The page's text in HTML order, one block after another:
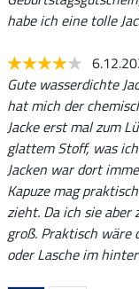
habe ich eine tolle
Gute wasserdichte
hat mich der
Jacke erst mal zum
glattem Stoff, was
Jacken war dort
Kapuze mag
zieht. Da ich sie aber
groß. Praktisch wäre
oder Lasche im